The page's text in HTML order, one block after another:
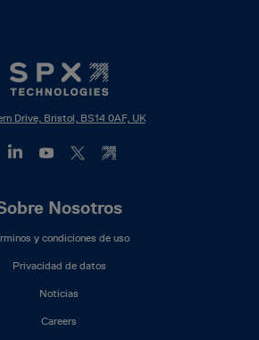
Drive, Bristol, BS14 0AF, UK
Nosotros
y condiciones de uso
Privacidad de datos
Noticias
Careers